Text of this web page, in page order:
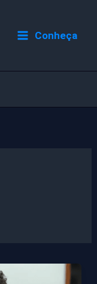
Conheça